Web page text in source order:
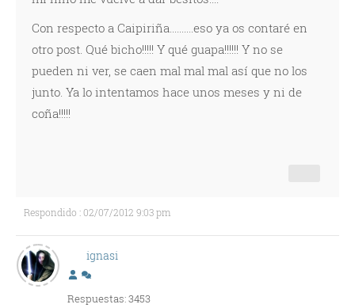
Con respecto a Caipiriña..........eso ya os contaré en
otro post. Qué bicho!!!!! Y qué guapa!!!!!! Y no se
pueden ni ver, se caen mal mal mal así que no los
junto. Ya lo intentamos hace unos meses y ni de
coña!!!!!
Respondido : 02/07/2012 9:03 pm
ignasi
Respuestas: 3453